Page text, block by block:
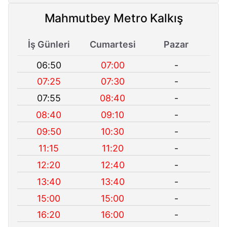
Mahmutbey Metro Kalkış
İş Günleri Cumartesi
Pazar
06:50
07:00
-
07:25
07:30
-
07:55
08:40
-
08:40
09:10
-
09:50
10:30
-
11:15
11:20
-
12:20
12:40
-
13:40
13:40
-
15:00
15:00
-
16:20
16:00
-